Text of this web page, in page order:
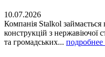
10.07.2026
Компанія Stalkol
конструкцій з нержавіючої
та громадських... подробнее